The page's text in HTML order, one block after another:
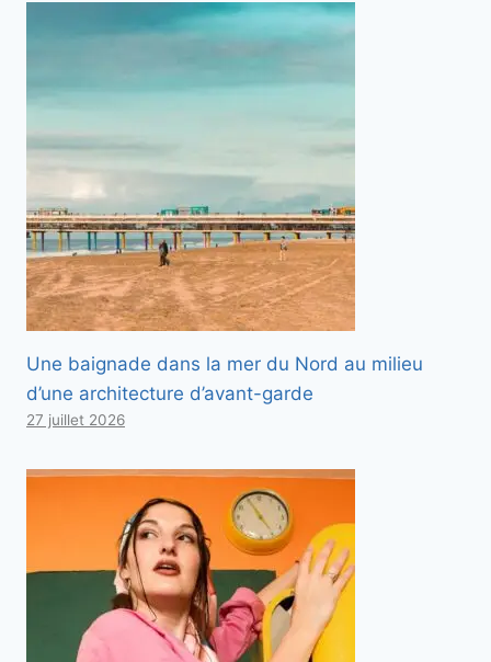
Une baignade dans la mer du Nord au milieu
d’une architecture d’avant-garde
27 juillet 2026